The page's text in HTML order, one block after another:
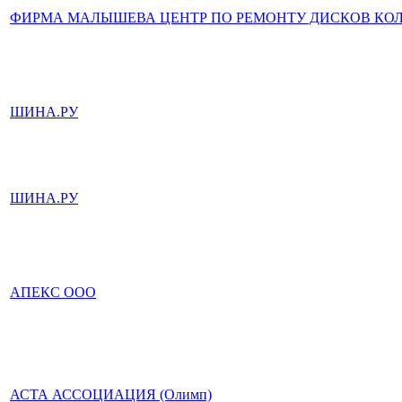
ФИРМА МАЛЫШЕВА ЦЕНТР ПО РЕМОНТУ ДИСКОВ
ШИНА.РУ
ШИНА.РУ
АПЕКС ООО
АСТА АССОЦИАЦИЯ (Олимп)